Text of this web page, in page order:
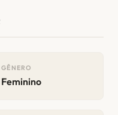
GÊNERO
Feminino